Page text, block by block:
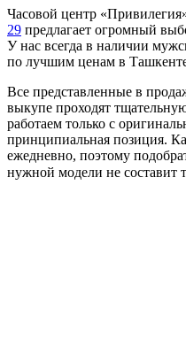
Часовой центр
29 предлагает огромный
У нас всегда в наличии
по лучшим ценам в
Все представленные в
выкупе проходят
работаем только с
принципиальная позиция.
ежедневно, поэтому
нужной модели не составит